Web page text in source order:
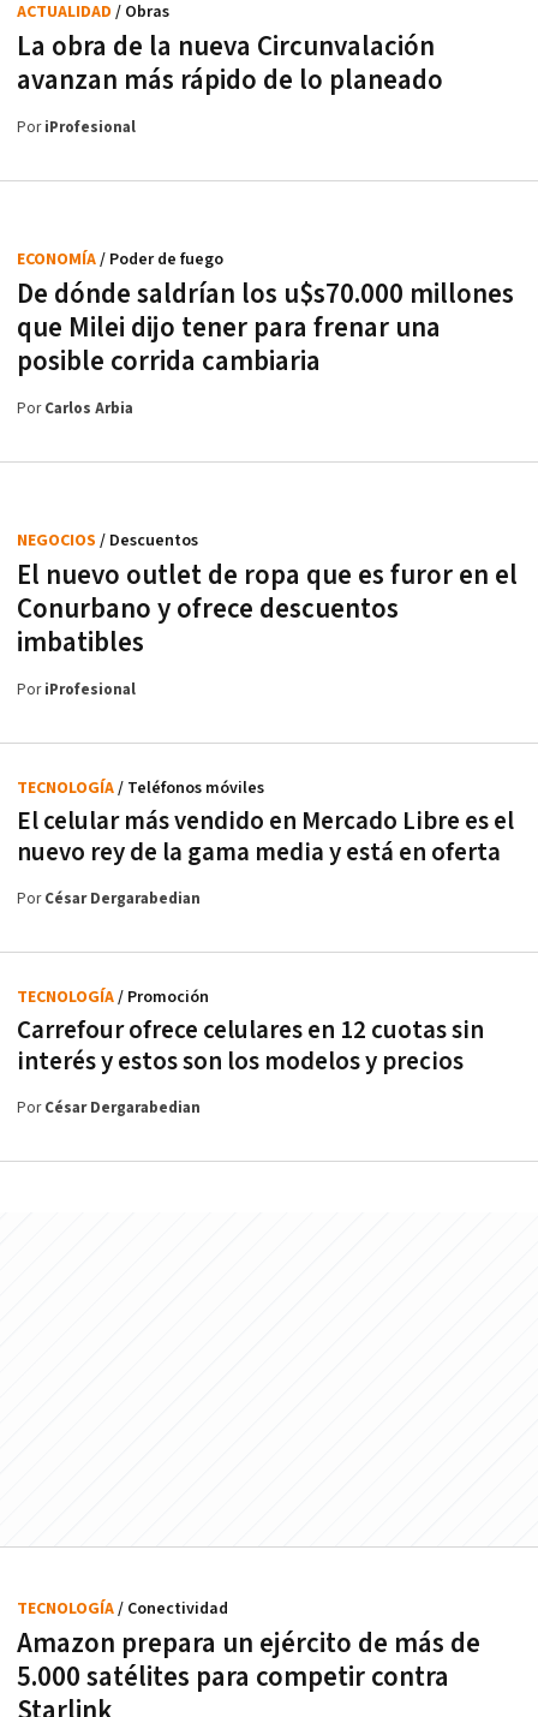
La obra de la nueva Circunvalación
avanzan más rápido de lo planeado
ACTUALIDAD / Obras
PoriProfesional
De dónde saldrían los u$s70.000 millones
que Milei dijo tener para frenar una
posible corrida cambiaria
ECONOMÍA/ Poder de fuego
PorCarlos Arbia
El nuevo outlet de ropa que es furor en el
Conurbano y ofrece descuentos
imbatibles
NEGOCIOS / Descuentos
PoriProfesional
El celular más vendido en Mercado Libre es el
nuevo rey de la gama media y está en oferta
TECNOLOGÍA/ Teléfonos móviles
PorCésar Dergarabedian
Carrefour ofrece celulares en 12 cuotas sin
interés y estos son los modelos y precios
TECNOLOGÍA/ Promoción
PorCésar Dergarabedian
Amazon prepara un ejército de más de
5.000 satélites para competir contra
TECNOLOGÍA/ Conectividad